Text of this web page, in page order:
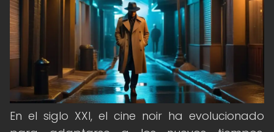
En el siglo XXI, el cine noir ha evolucionado